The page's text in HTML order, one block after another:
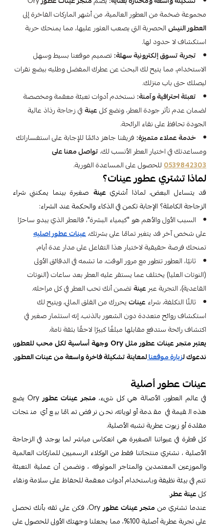
مجموعة ضخمة من العطور العالمية، من أشهر الماركات الفاخرة إلى
العطور النيشالحصرية التي يصعب العثور عليها، مما يمنحك حرية
استكشاف لا حدود لها.
تجربة تسوق إلكترونية سهلة:تصميم موقعنا بسيط وسهل
الاستخدام، مما يتيح لك البحث عن عطرك المفضل وطلبه ببضع نقرات
ليصلك حتى باب منزلك.
تعبئة احترافية وآمنة: نستخدم أدوات تعبئة معقمة ومخصصة
لضمان عدم تأثر جودة العطر، ونضع كلعينةفي زجاجة رذاذ عالية
الجودة تحافظ على نقاء الرائحة.
خدمة عملاء متميزة: فريقنا جاهز دائمًا للإجابة على استفساراتك
ومساعدتك في اختيار العطر الأنسب لك،تواصل معنا على
0539842303للحصول على المساعدة الفورية.
لماذا تشتري عطور عينات؟
قد يتساءل البعض، لماذا أشتري عينة صغيرة بينما يمكنني شراء
الزجاجة الكاملة؟ الإجابة تكمن في الذكاء والحكمة عند الشراء:
السبب الأول والأهم هو "كيمياء البشرة"، فالعطر الذي يبدو ساحرًا
على شخص آخر قد يتغير تمامًا على بشرتك،عينات عطور اصليه
تمنحك فرصة حقيقية لاختبار هذا التفاعل على مدار عدة أيام.
ثانيًا، العطور تتطور مع مرور الوقت، ما تشمه في الدقائق الأولى
(النوتات العليا) يختلف عما يستقر عليه العطر بعد ساعات (النوتات
القاعدية)، التجربة عبر عينةتضمن أنك تحب العطر في كل مراحله.
ثالثًا التكلفة، شراء عيناتيحررك من القلق المالي، ويتيح لك
استكشاف روائح متعددة دون الشعور بالذنب، إنه استثمار صغير في
اكتشاف رائحة ستدفع مقابلها مبلغًا كبيرًا لاحقًا بثقة تامة.
يعتبر متجر عينات عطور مثل Ory وجهة أساسية لكل محب للعطور،
ندعوك لزيارة موقعنالمعاينة تشكيلة فاخرة واسعة من عينات العطور.
عينات عطور أصلية
في عالم العطور، الأصالة هي كل شيء، متجر عينات عطور
Ory يضع
هذه القيمة في مقدمة أولوياته، نحن نرفض تمامًا بيع أي منتجات
مقلدة أو زيوت عطرية تشبه الأصلية.
كل قطرة في عبواتنا الصغيرة هي انعكاس مباشر لما يوجد في الزجاجة
الأصلية ، نشتري منتجاتنا فقط من الوكلاء الرسميين للماركات العالمية
والموزعين المعتمدين والمتاجر الموثوقه ، ونضمن أن عملية التعبئة
تتم في بيئة نظيفة وباستخدام أدوات معقمة للحفاظ على سلامة ونقاء
كلعينة عطر.
عندما تشتري من متجر عينات عطور
Ory، فكن على ثقه بأنك تحصل
على تجربة عطرية أصلية 100%، مما يجعلنا وجهتك الأولى للحصول على